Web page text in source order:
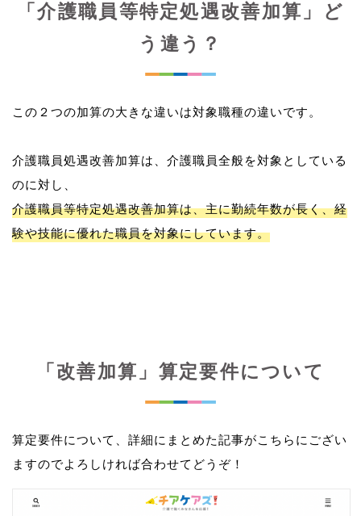
「介護職員等特定処遇改善加算」ど
う違う？
この２つの加算の大きな違いは対象職種の違いです。
介護職員処遇改善加算は、介護職員全般を対象としている
介護職員等特定処遇改善加算は、主に勤続年数が長く、経
験や技能に優れた職員を対象にしています。
「改善加算」算定要件について
算定要件について、詳細にまとめた記事がこちらにござい
ますのでよろしければ合わせてどうぞ！